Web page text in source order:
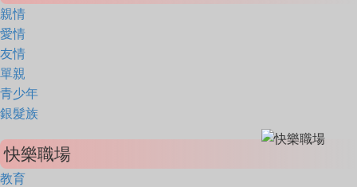
親情
愛情
友情
單親
青少年
銀髮族
快樂職場
教育